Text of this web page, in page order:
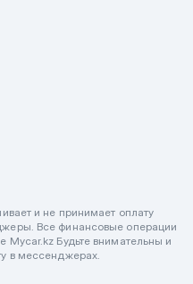
и не принимает оплату
Все финансовые операции
Mycar.kz Будьте внимательны и
в мессенджерах.